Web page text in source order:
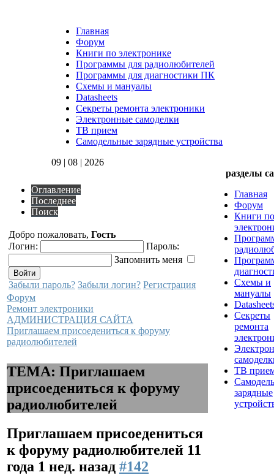
Главная
Форум
Книги по электронике
Программы для радиолюбителей
Программы для диагностики ПК
Схемы и мануалы
Datasheets
Секреты ремонта электроники
Электронные самоделки
ТВ прием
Самодельные зарядные устройства
09 | 08 | 2026
Оглавление
Последнее
Поиск
Добро пожаловать, Гость
Логин:
Пароль:
Запомнить меня
Забыли пароль? Забыли логин? Регистрация
Форум
Ремонт электроники
АДМИНИСТРАЦИЯ САЙТА
Приглашаем присоедениться к форуму
радиолюбителей
ТЕМА: Приглашаем
присоедениться к форуму
радиолюбителей
Приглашаем присоедениться
к форуму радиолюбителей 11
года 1 нед. назад #142
разделы
Главная
Форум
Книги по
Схемы и
мануалы
Секреты
ремонта
ТВ
зарядные